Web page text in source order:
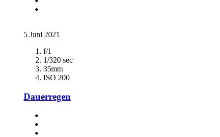
5 Juni 2021
f/1
1/320 sec
35mm
ISO 200
Dauerregen